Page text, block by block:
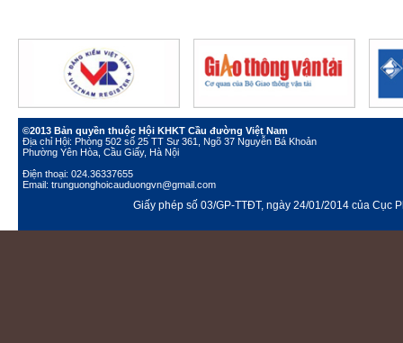
©2013 Bản quyền thuộc Hội KHKT Cầu đường Việt Nam
Địa chỉ Hội: Phòng 502 số 25 TT Sư 361, Ngõ 37 Nguyễn Bá Khoản
Phường Yên Hòa, Cầu Giấy, Hà Nội
Điện thoại: 024.36337655
Email: trunguonghoicauduongvn@gmail.com
Giấy phép số 03/GP-TTĐT, ngày 24/01/2014 của Cục